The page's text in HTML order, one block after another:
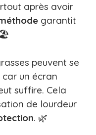
après avoir
garantit
🏖️
peuvent se
car un écran
suffire. Cela
de lourdeur
. 🌿